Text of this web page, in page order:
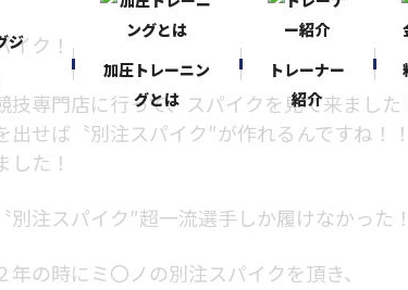
ジ
加圧トレーニン
グとは
トレーナー
紹介
イク！
技専門店に行って、スパイクを見て来ました
出せば〝別注スパイク″が作れるんですね！！
した！
別注スパイク″超一流選手しか履けなかった！
年の時にミ〇ノの別注スパイクを頂き、